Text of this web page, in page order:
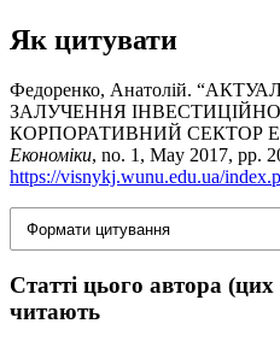
Як цитувати
Федоренко, Анатолій.
ЗАЛУЧЕННЯ
КОРПОРАТИВНИЙ СЕКТОР
Економіки, no. 1, May 2017, pp.
https://visnykj.wunu.edu.ua/
Формати цитування
Статті цього автора
читають